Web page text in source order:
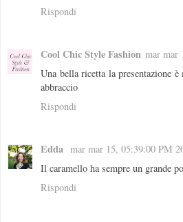
Rispondi
Cool Chic Style Fashion mar mar
Una bella ricetta la presentazione
abbraccio
Rispondi
Edda mar mar 15, 05:39:00 PM
Il caramello ha sempre un grande
Rispondi